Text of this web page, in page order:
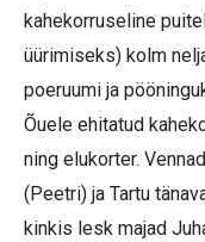
kahekorruseline
üürimiseks) kolm
poeruumi ja
Õuele ehitatud
ning elukorter.
(Peetri) ja Tartu
kinkis lesk majad